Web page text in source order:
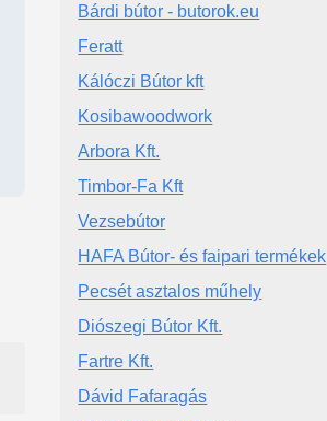
Bárdi bútor - butorok.eu
Feratt
Kálóczi Bútor kft
Kosibawoodwork
Arbora Kft.
Timbor-Fa Kft
Vezsebútor
HAFA Bútor- és faipari termékek
Pecsét asztalos műhely
Diószegi Bútor Kft.
Fartre Kft.
Dávid Fafaragás